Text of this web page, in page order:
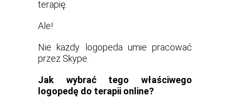
terapię.
Ale!
Nie każdy logopeda umie pracować
przez Skype.
Jak wybrać tego właściwego
logopedę do terapii online?